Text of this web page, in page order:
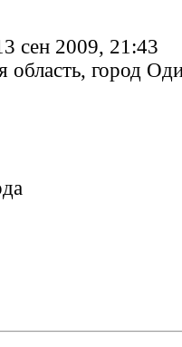
сен 2009, 21:43
область, город